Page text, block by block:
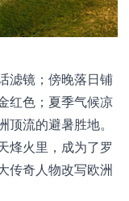
滤镜；傍晚落日铺
红色；夏季气候凉
流的避暑胜地。
烽火里，成为了罗
传奇人物改写欧洲